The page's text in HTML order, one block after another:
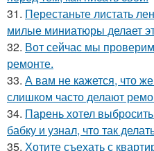
31. Перестаньте листать
милые миниатюры делает
32. Вот сейчас мы
ремонте.
33. А вам не кажется, что
слишком часто делают
34. Парень хотел
бабку и узнал, что так
35. Хотите съехать с